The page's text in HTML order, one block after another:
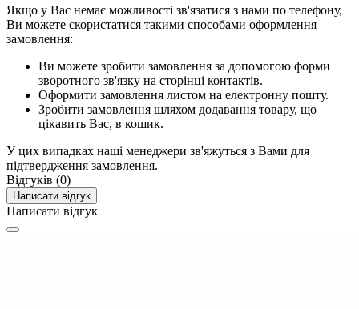
Якщо у Вас немає можливості зв'язатися з нами по телефону,
Ви можете скористатися такими способами оформлення
замовлення:
Ви можете зробити замовлення за допомогою форми
зворотного зв'язку на сторінці контактів.
Оформити замовлення листом на електронну пошту.
Зробити замовлення шляхом додавання товару, що
цікавить Вас, в кошик.
У цих випадках наші менеджери зв'яжуться з Вами для
підтвердження замовлення.
Відгуків (0)
Написати відгук
Написати відгук